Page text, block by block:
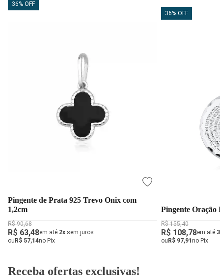
36% OFF
Pingente de Prata 925 Trevo Onix com
1,2cm
R$ 90,68
R$ 63,48em até 2x sem juros
ouR$ 57,14no Pix
36% OFF
Pingente Oração
R$ 155,40
R$ 108,78em até
ouR$ 97,91no Pix
Receba ofertas exclusivas!